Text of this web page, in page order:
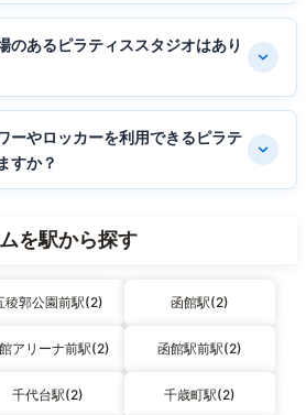
のあるピラティススタジオはあり
ーやロッカーを利用できるピラテ
すか？
を駅から探す
稜郭公園前駅(2) 函館駅(2)
アリーナ前駅(2) 函館駅前駅(2)
千代台駅(2) 千歳町駅(2)